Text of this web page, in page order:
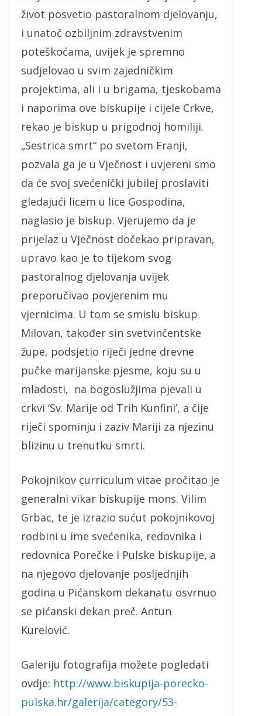
život posvetio pastoralnom djelovanju,
i unatoč ozbiljnim zdravstvenim
poteškoćama, uvijek je spremno
sudjelovao u svim zajedničkim
projektima, ali i u brigama, tjeskobama
i naporima ove biskupije i cijele Crkve,
rekao je biskup u prigodnoj homiliji.
„Sestrica smrt“ po svetom Franji,
pozvala ga je u Vječnost i uvjereni smo
da će svoj svećenički jubilej proslaviti
gledajući licem u lice Gospodina,
naglasio je biskup. Vjerujemo da je
prijelaz u Vječnost dočekao pripravan,
upravo kao je to tijekom svog
pastoralnog djelovanja uvijek
preporučivao povjerenim mu
vjernicima. U tom se smislu biskup
Milovan, također sin svetvinčentske
župe, podsjetio riječi jedne drevne
pučke marijanske pjesme, koju su u
mladosti, na bogoslužjima pjevali u
crkvi ‘Sv. Marije od Trih Kunfini’, a čije
riječi spominju i zaziv Mariji za njezinu
blizinu u trenutku smrti.
Pokojnikov curriculum vitae pročitao je
generalni vikar biskupije mons. Vilim
Grbac, te je izrazio sućut pokojnikovoj
rodbini u ime svećenika, redovnika i
redovnica Porečke i Pulske biskupije, a
na njegovo djelovanje posljednjih
godina u Pićanskom dekanatu osvrnuo
se pićanski dekan preč. Antun
Kurelović.
Galeriju fotografija možete pogledati
ovdje: http://www.biskupija-porecko-
pulska.hr/galerija/category/53-